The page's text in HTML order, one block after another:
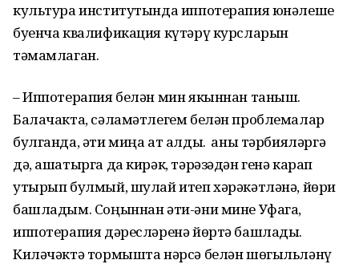
культура институтында иппотерапия юнәлеше
буенча квалификация күтәрү курсларын
тәмамлаган.
– Иппотерапия белән мин якыннан таныш.
Балачакта, сәламәтлегем белән проблемалар
булганда, әти миңа ат алды. Ә аны тәрбияләргә
дә, ашатырга да кирәк, тәрәзәдән генә карап
утырып булмый, шулай итеп хәрәкәтләнә, йөри
башладым. Соңыннан әти-әни мине Уфага,
иппотерапия дәресләренә йөртә башлады.
Киләчәктә тормышта нәрсә белән шөгыльләнү